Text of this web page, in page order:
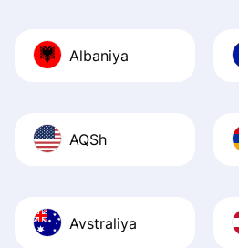
Albaniya
AQSh
Avstraliya